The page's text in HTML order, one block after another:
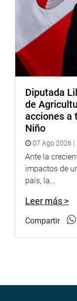
dicha iniciativa.
Lima, 5 de
Despacho del
Diputada
de
acciones a
Niño
07 Ago 2026 |
Ante la
impactos de
país, la...
Leer más >
Compartir